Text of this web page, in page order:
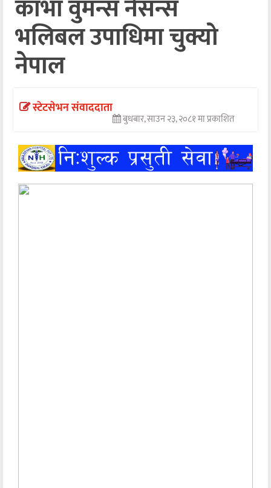
अन्तर्वार्ता
अर्थ
खेलकुद
मनोरञ्जन
काभा वुमन्स नेसन्स
भलिबल उपाधिमा चुक्यो
नेपाल
स्टेटसेभन संवाददाता
बुधबार, साउन २३, २०८१ मा प्रकाशित